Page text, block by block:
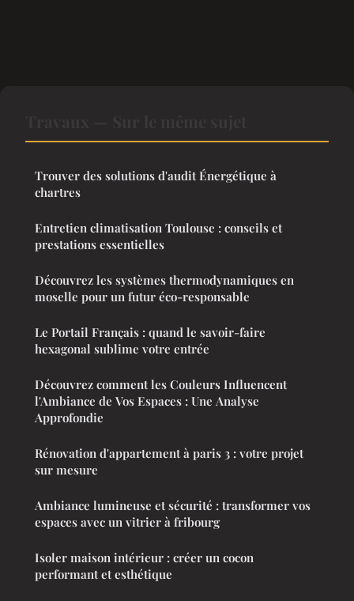
Trouver des solutions d'audit Énergétique à
chartres
Entretien climatisation Toulouse : conseils et
prestations essentielles
Découvrez les systèmes thermodynamiques en
moselle pour un futur éco-responsable
Le Portail Français : quand le savoir-faire
hexagonal sublime votre entrée
Découvrez comment les Couleurs Influencent
l'Ambiance de Vos Espaces : Une Analyse
Approfondie
Rénovation d'appartement à paris 3 : votre projet
sur mesure
Ambiance lumineuse et sécurité : transformer vos
espaces avec un vitrier à fribourg
Isoler maison intérieur : créer un cocon
performant et esthétique